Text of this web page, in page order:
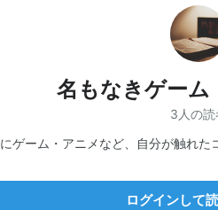
名もなきゲーム
3人の読
ゲーム・アニメなど、自分が触れ
ログインして